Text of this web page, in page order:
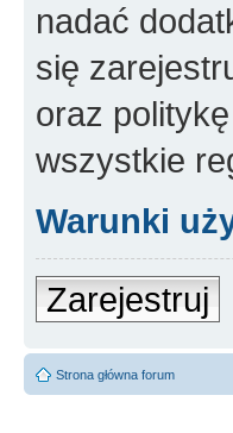
nadać
się
oraz
wszystkie
Warunki
Zarejestruj
Strona główna forum